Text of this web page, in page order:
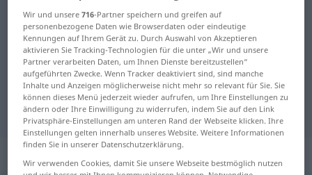
Deutsch-Spanisch Übersetzung für
"Anlieferung"
"Anlieferung" Spanisch
Übersetzung
: Femininum
Wir und unsere716-Partner speichern und greifen auf
personenbezogene Daten wie Browserdaten oder eindeutige
Kennungen auf Ihrem Gerät zu. Durch Auswahl von Akzeptieren
aktivieren Sie Tracking-Technologien für die unter „Wir und unsere
Partner verarbeiten Daten, um Ihnen Dienste bereitzustellen“
aufgeführten Zwecke. Wenn Tracker deaktiviert sind, sind manche
Inhalte und Anzeigen möglicherweise nicht mehr so relevant für Sie. Sie
können dieses Menü jederzeit wieder aufrufen, um Ihre Einstellungen zu
ändern oder Ihre Einwilligung zu widerrufen, indem Sie auf den Link
Privatsphäre-Einstellungen am unteren Rand der Webseite klicken. Ihre
Einstellungen gelten innerhalb unseres Website. Weitere Informationen
finden Sie in unserer Datenschutzerklärung.
Wir verwenden Cookies, damit Sie unsere Webseite bestmöglich nutzen